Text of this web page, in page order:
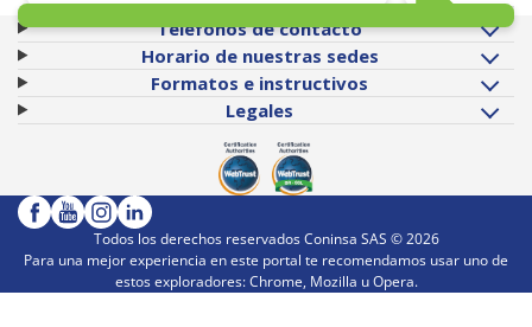
Teléfonos de contacto
Horario de nuestras sedes
Formatos e instructivos
Legales
Todos los derechos reservados Coninsa SAS ©2026
Para una mejor experiencia en este portal te recomendamos usar uno de
estos exploradores: Chrome, Mozilla u Opera.